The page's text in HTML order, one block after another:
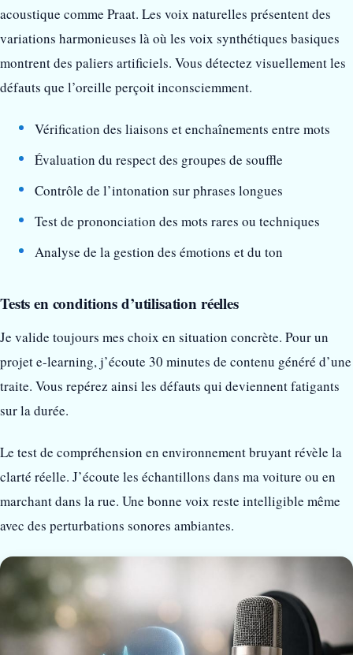
acoustique comme Praat. Les voix naturelles présentent des
variations harmonieuses là où les voix synthétiques basiques
montrent des paliers artificiels. Vous détectez visuellement les
défauts que l’oreille perçoit inconsciemment.
Vérification des liaisons et enchaînements entre mots
Évaluation du respect des groupes de souffle
Contrôle de l’intonation sur phrases longues
Test de prononciation des mots rares ou techniques
Analyse de la gestion des émotions et du ton
Tests en conditions d’utilisation réelles
Je valide toujours mes choix en situation concrète. Pour un
projet e-learning, j’écoute 30 minutes de contenu généré d’une
traite. Vous repérez ainsi les défauts qui deviennent fatigants
sur la durée.
Le test de compréhension en environnement bruyant révèle la
clarté réelle. J’écoute les échantillons dans ma voiture ou en
marchant dans la rue. Une bonne voix reste intelligible même
avec des perturbations sonores ambiantes.